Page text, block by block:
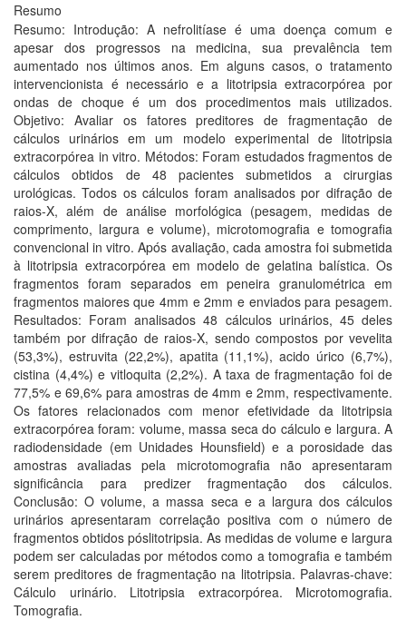
Resumo
Resumo: Introdução: A nefrolitíase é uma doença comum e
apesar dos progressos na medicina, sua prevalência tem
aumentado nos últimos anos. Em alguns casos, o tratamento
intervencionista é necessário e a litotripsia extracorpórea por
ondas de choque é um dos procedimentos mais utilizados.
Objetivo: Avaliar os fatores preditores de fragmentação de
cálculos urinários em um modelo experimental de litotripsia
extracorpórea in vitro. Métodos: Foram estudados fragmentos de
cálculos obtidos de 48 pacientes submetidos a cirurgias
urológicas. Todos os cálculos foram analisados por difração de
raios-X, além de análise morfológica (pesagem, medidas de
comprimento, largura e volume), microtomografia e tomografia
convencional in vitro. Após avaliação, cada amostra foi submetida
à litotripsia extracorpórea em modelo de gelatina balística. Os
fragmentos foram separados em peneira granulométrica em
fragmentos maiores que 4mm e 2mm e enviados para pesagem.
Resultados: Foram analisados 48 cálculos urinários, 45 deles
também por difração de raios-X, sendo compostos por vevelita
(53,3%), estruvita (22,2%), apatita (11,1%), acido úrico (6,7%),
cistina (4,4%) e vitloquita (2,2%). A taxa de fragmentação foi de
77,5% e 69,6% para amostras de 4mm e 2mm, respectivamente.
Os fatores relacionados com menor efetividade da litotripsia
extracorpórea foram: volume, massa seca do cálculo e largura. A
radiodensidade (em Unidades Hounsfield) e a porosidade das
amostras avaliadas pela microtomografia não apresentaram
significância para predizer fragmentação dos cálculos.
Conclusão: O volume, a massa seca e a largura dos cálculos
urinários apresentaram correlação positiva com o número de
fragmentos obtidos póslitotripsia. As medidas de volume e largura
podem ser calculadas por métodos como a tomografia e também
serem preditores de fragmentação na litotripsia. Palavras-chave:
Cálculo urinário. Litotripsia extracorpórea. Microtomografia.
Tomografia.